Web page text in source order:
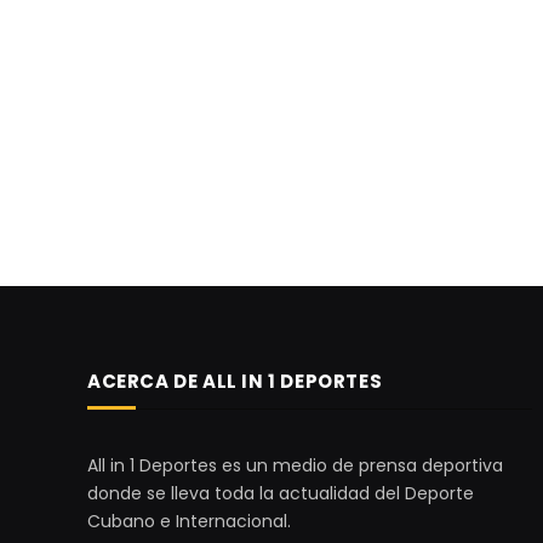
ACERCA DE ALL IN 1 DEPORTES
All in 1 Deportes es un medio de prensa deportiva
donde se lleva toda la actualidad del Deporte
Cubano e Internacional.